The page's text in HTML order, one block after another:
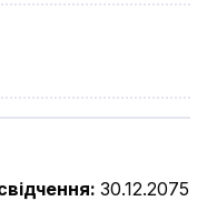
: 30.12.2075